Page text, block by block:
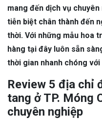
mang đến dịch vụ
tiễn biệt chân thành đến
thời. Với những mẫu hoa
hàng tại đây luôn sẵn
thời gian nhanh chóng
Review 5 địa chỉ
tang ở TP. Móng
chuyên nghiệp